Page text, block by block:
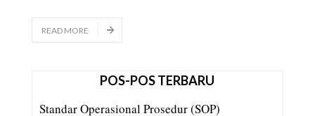
READ MORE
POS-POS TERBARU
Standar Operasional Prosedur (SOP)